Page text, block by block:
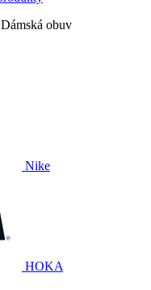
Dámská obuv
Nike
HOKA